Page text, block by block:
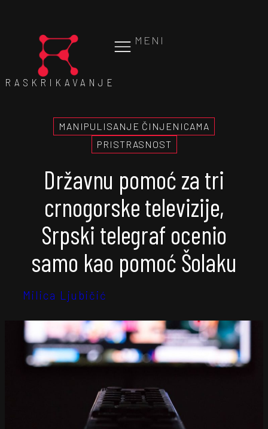
MENI
RASKRIKAVANJE
MANIPULISANJE ČINJENICAMA
PRISTRASNOST
Državnu pomoć za tri
crnogorske televizije,
Srpski telegraf ocenio
samo kao pomoć Šolaku
Milica Ljubičić